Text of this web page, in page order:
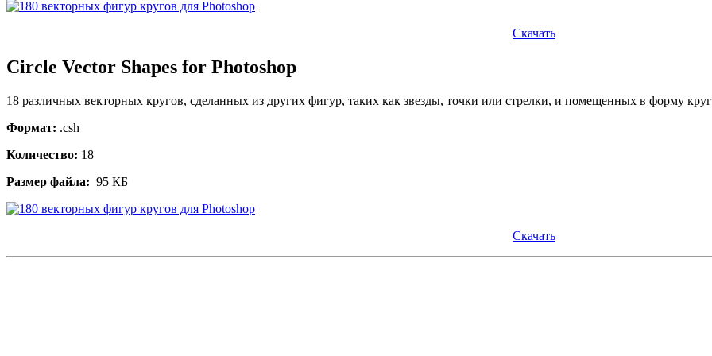
Скачать
Circle Vector Shapes for Photoshop
18 различных векторных кругов, сделанных из других фигур, таких как звезды, точки или стрелки, и помещенных в форму
Формат: .csh
Количество: 18
Размер файла: 95 КБ
Скачать